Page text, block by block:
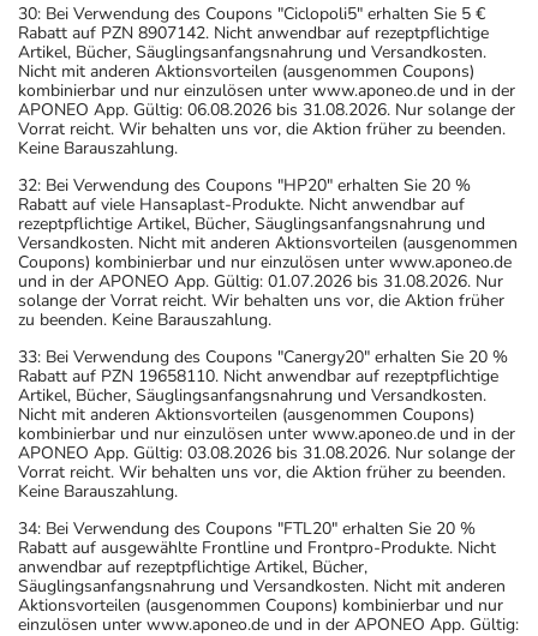
30: Bei Verwendung des Coupons "Ciclopoli5" erhalten Sie 5 €
Rabatt auf PZN 8907142. Nicht anwendbar auf rezeptpflichtige
Artikel, Bücher, Säuglingsanfangsnahrung und Versandkosten.
Nicht mit anderen Aktionsvorteilen (ausgenommen Coupons)
kombinierbar und nur einzulösen unter www.aponeo.de und in der
APONEO App. Gültig: 06.08.2026 bis 31.08.2026. Nur solange der
Vorrat reicht. Wir behalten uns vor, die Aktion früher zu beenden.
Keine Barauszahlung.
32: Bei Verwendung des Coupons "HP20" erhalten Sie 20 %
Rabatt auf viele Hansaplast-Produkte. Nicht anwendbar auf
rezeptpflichtige Artikel, Bücher, Säuglingsanfangsnahrung und
Versandkosten. Nicht mit anderen Aktionsvorteilen (ausgenommen
Coupons) kombinierbar und nur einzulösen unter www.aponeo.de
und in der APONEO App. Gültig: 01.07.2026 bis 31.08.2026. Nur
solange der Vorrat reicht. Wir behalten uns vor, die Aktion früher
zu beenden. Keine Barauszahlung.
33: Bei Verwendung des Coupons "Canergy20" erhalten Sie 20 %
Rabatt auf PZN 19658110. Nicht anwendbar auf rezeptpflichtige
Artikel, Bücher, Säuglingsanfangsnahrung und Versandkosten.
Nicht mit anderen Aktionsvorteilen (ausgenommen Coupons)
kombinierbar und nur einzulösen unter www.aponeo.de und in der
APONEO App. Gültig: 03.08.2026 bis 31.08.2026. Nur solange der
Vorrat reicht. Wir behalten uns vor, die Aktion früher zu beenden.
Keine Barauszahlung.
34: Bei Verwendung des Coupons "FTL20" erhalten Sie 20 %
Rabatt auf ausgewählte Frontline und Frontpro-Produkte. Nicht
anwendbar auf rezeptpflichtige Artikel, Bücher,
Säuglingsanfangsnahrung und Versandkosten. Nicht mit anderen
Aktionsvorteilen (ausgenommen Coupons) kombinierbar und nur
einzulösen unter www.aponeo.de und in der APONEO App. Gültig: